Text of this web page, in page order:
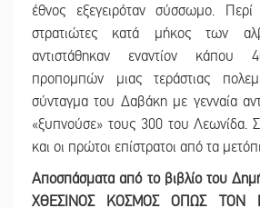
έθνος εξεγειρόταν σύσσωμο.
στρατιώτες κατά μήκος των
αντιστάθηκαν εναντίον κάπου
προπομπών μιας τεράστιας
σύνταγμα του Δαβάκη με γενναία
«ξυπνούσε» τους 300 του Λεωνίδα.
και οι πρώτοι επίστρατοι από τα
Αποσπάσματα από το βιβλίο του
ΧΘΕΣΙΝΟΣ ΚΟΣΜΟΣ ΟΠΩΣ ΤΟΝ